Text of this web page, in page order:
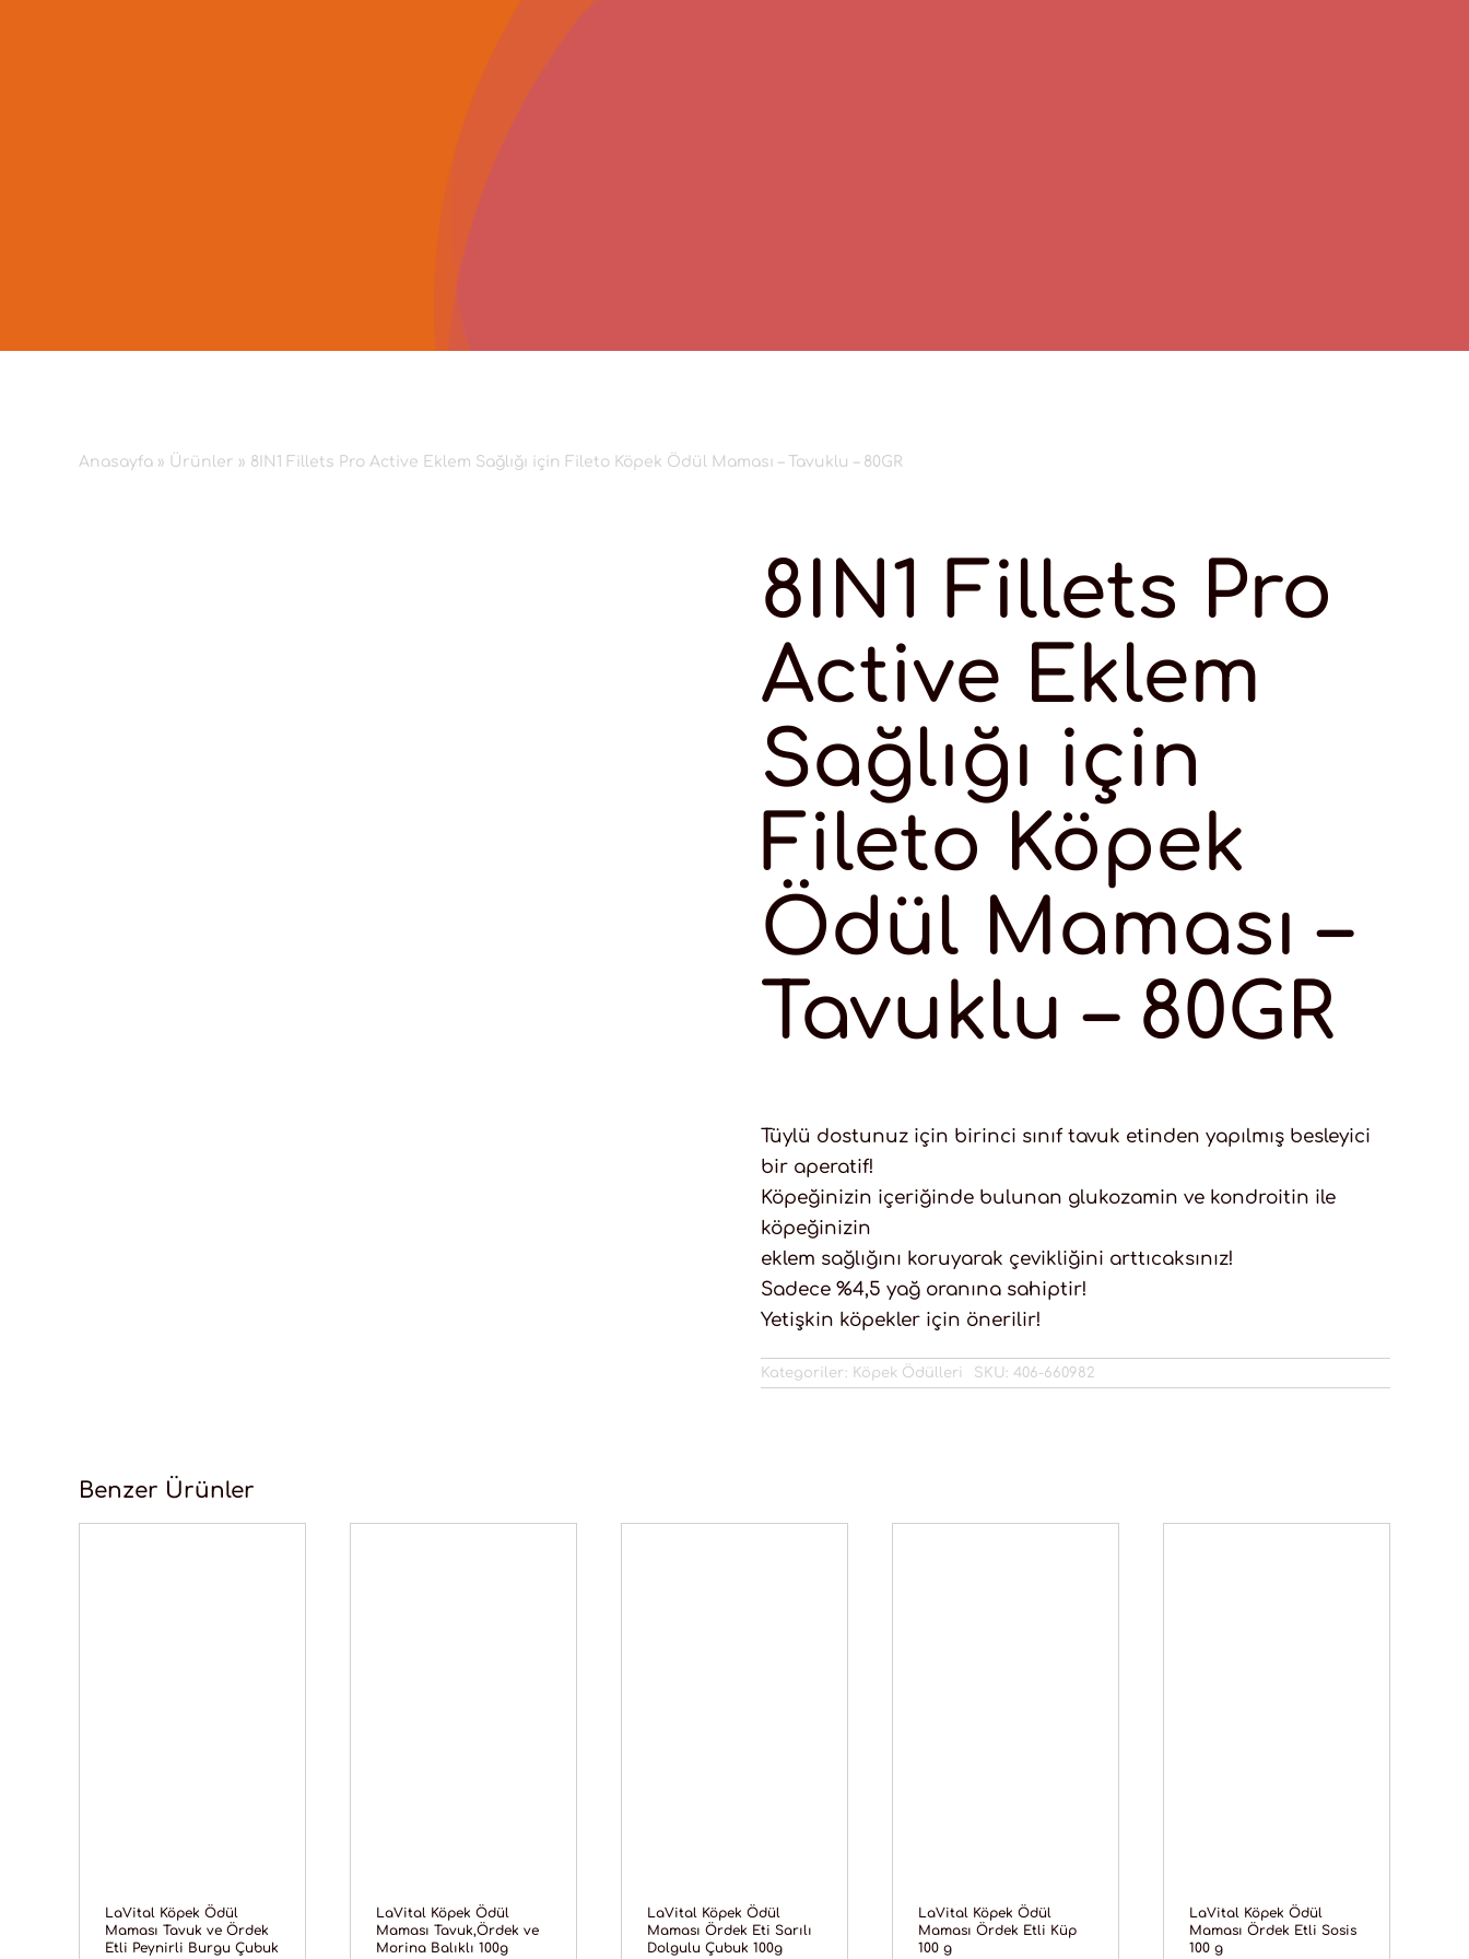
Anasayfa» Ürünler » 8IN1 Fillets Pro Active Eklem Sağlığı için Fileto Köpek Ödül Maması – Tavuklu – 80GR
8IN1 Fillets Pro
Active Eklem
Sağlığı için
Fileto Köpek
Ödül Maması –
Tavuklu – 80GR
Tüylü dostunuz için birinci sınıf tavuk etinden yapılmış besleyici
bir aperatif!
Köpeğinizin içeriğinde bulunan glukozamin ve kondroitin ile
köpeğinizin
eklem sağlığını koruyarak çevikliğini arttıcaksınız!
Sadece %4,5 yağ oranına sahiptir!
Yetişkin köpekler için önerilir!
Kategoriler: Köpek Ödülleri SKU: 406-660982
Benzer Ürünler
LaVital Köpek Ödül
Maması Tavuk ve Ördek
Etli Peynirli Burgu Çubuk
LaVital Köpek Ödül
Maması Tavuk,Ördek ve
Morina Balıklı 100g
LaVital Köpek Ödül
Maması Ördek Eti Sarılı
Dolgulu Çubuk 100g
LaVital Köpek Ödül
Maması Ördek Etli Küp
100 g
LaVital Köpek Ödül
Maması Ördek Etli Sosis
100 g